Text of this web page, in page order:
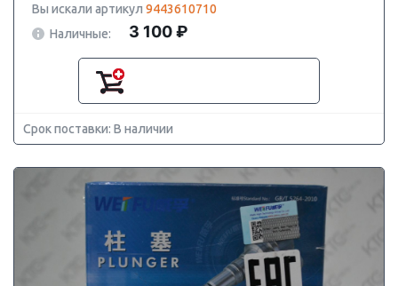
Вы искали артикул 9443610710
Наличные:
3 100 ₽
Срок поставки: В наличии